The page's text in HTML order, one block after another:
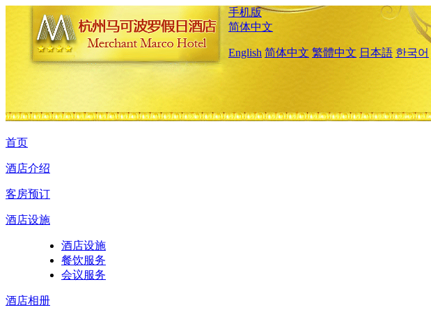
手机版
简体中文
English 简体中文 繁體中文 日本語 한국어
首页
酒店介绍
客房预订
酒店设施
酒店设施
餐饮服务
会议服务
酒店相册